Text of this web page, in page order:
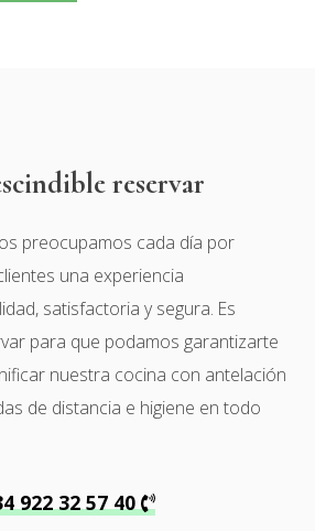
reservar
preocupamos cada día por
una experiencia
satisfactoria y segura. Es
para que podamos garantizarte
nuestra cocina con antelación
de distancia e higiene en todo
922 32 57 40